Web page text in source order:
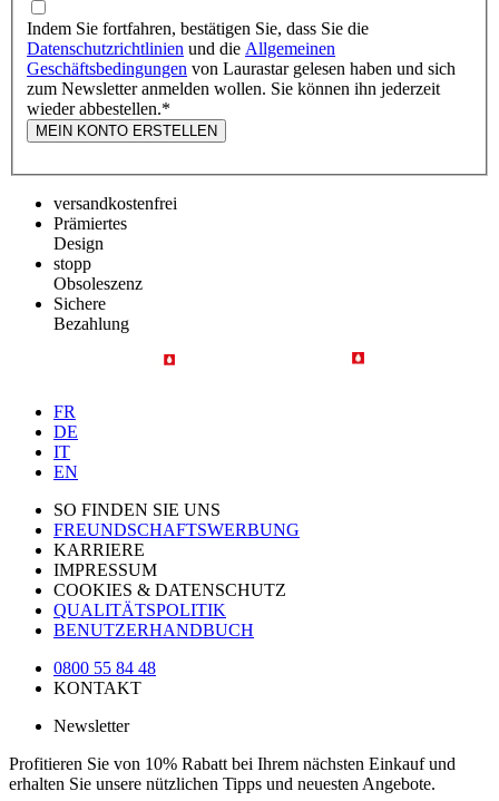
Indem Sie fortfahren, bestätigen Sie, dass Sie die
Datenschutzrichtlinien und die Allgemeinen
Geschäftsbedingungen von Laurastar gelesen haben und sich
zum Newsletter anmelden wollen. Sie können ihn jederzeit
wieder abbestellen.*
MEIN KONTO ERSTELLEN
versandkostenfrei
Prämiertes
Design
stopp
Obsoleszenz
Sichere
Bezahlung
FR
DE
IT
EN
SO FINDEN SIE UNS
FREUNDSCHAFTSWERBUNG
KARRIERE
IMPRESSUM
COOKIES & DATENSCHUTZ
QUALITÄTSPOLITIK
BENUTZERHANDBUCH
0800 55 84 48
KONTAKT
Newsletter
Profitieren Sie von 10% Rabatt bei Ihrem nächsten Einkauf und
erhalten Sie unsere nützlichen Tipps und neuesten Angebote.